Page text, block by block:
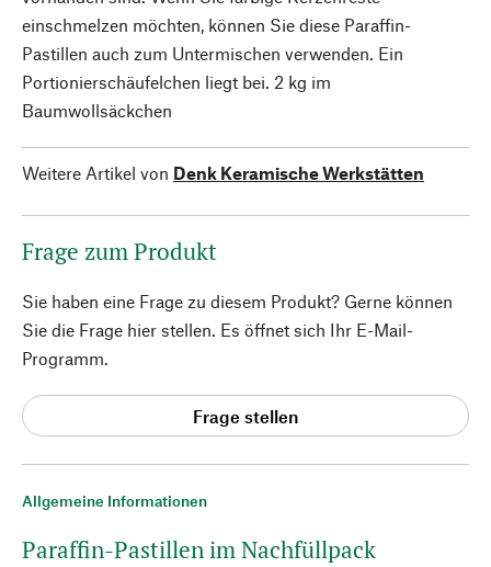
Allgemeine Informationen
Paraffin-Pastillen im Nachfüllpack
einschmelzen möchten, können Sie diese Paraffin-
Pastillen auch zum Untermischen verwenden. Ein
Portionierschäufelchen liegt bei. 2 kg im
Baumwollsäckchen
Weitere Artikel von Denk Keramische Werkstätten
Frage zum Produkt
Sie haben eine Frage zu diesem Produkt? Gerne können
Sie die Frage hier stellen. Es öffnet sich Ihr E-Mail-
Programm.
Frage stellen